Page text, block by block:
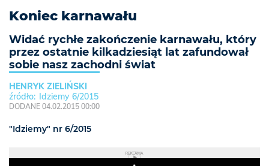
Koniec karnawału
Widać rychłe zakończenie karnawału, który
przez ostatnie kilkadziesiąt lat zafundował
sobie nasz zachodni świat
HENRYK ZIELIŃSKI
Idziemy 6/2015
DODANE 04.02.2015 00:00
"Idziemy" nr 6/2015
REKLAMA